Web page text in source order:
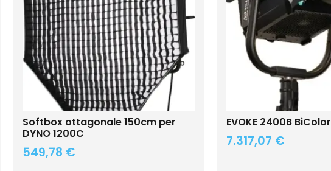
Softbox ottagonale 150cm per
DYNO 1200C
549,78 €
EVOKE 2400B BiColor
7.317,07 €